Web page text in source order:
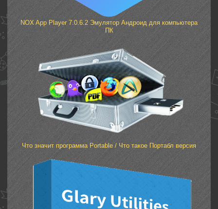
NOX App Player 7.0.6.2 Эмулятор Андроид для компьютера
ПК
Что значит программа Portable / Что такое Портабл версия